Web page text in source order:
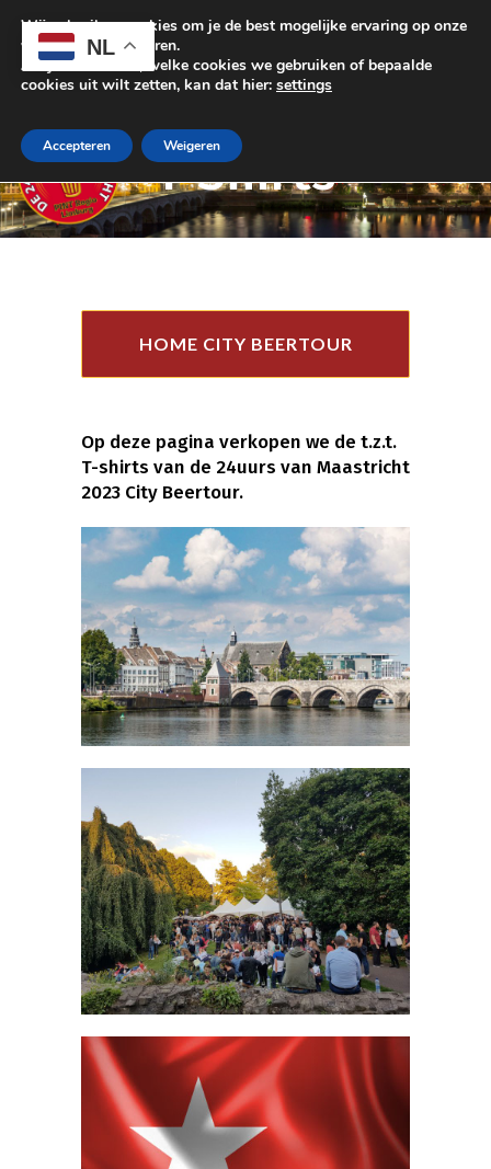
T-Shirts
HOME CITY BEERTOUR
Op deze pagina verkopen we de t.z.t.
T-shirts van de 24uurs van Maastricht
2023 City Beertour.
NL
Wij gebruiken cookies om je de best mogelijke ervaring op onze
website te garanderen.
Als je wilt weten, welke cookies we gebruiken of bepaalde
cookies uit wilt zetten, kan dat hier: settings
Accepteren Weigeren